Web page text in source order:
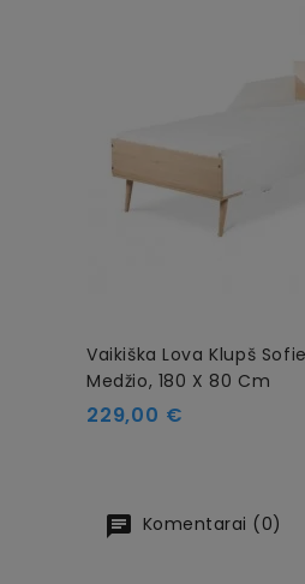
Vaikiška Lova Klupš
Medžio, 180 X 80 Cm
Kaina
229,00 €
Komentarai (0)